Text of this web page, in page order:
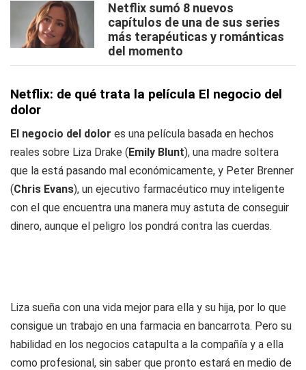
Netflix sumó 8 nuevos
capítulos de una de sus series
más terapéuticas y románticas
del momento
Netflix: de qué trata la película El negocio del
dolor
El negocio del dolor es una película basada en hechos
reales sobre Liza Drake (Emily Blunt), una madre soltera
que la está pasando mal económicamente, y Peter Brenner
(Chris Evans), un ejecutivo farmacéutico muy inteligente
con el que encuentra una manera muy astuta de conseguir
dinero, aunque el peligro los pondrá contra las cuerdas.
Liza sueña con una vida mejor para ella y su hija, por lo que
consigue un trabajo en una farmacia en bancarrota. Pero su
habilidad en los negocios catapulta a la compañía y a ella
como profesional, sin saber que pronto estará en medio de